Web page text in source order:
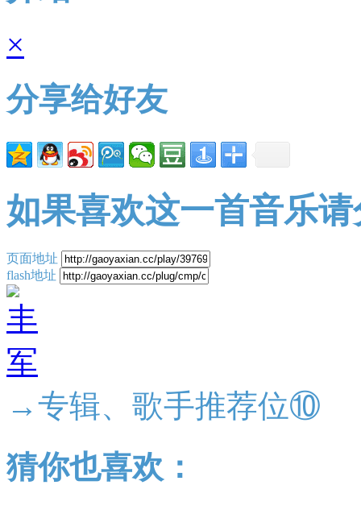
×
分享给好友
如果喜欢这一首音乐
页面地址
flash地址
→专辑、歌手推荐位⑩
猜你也喜欢：